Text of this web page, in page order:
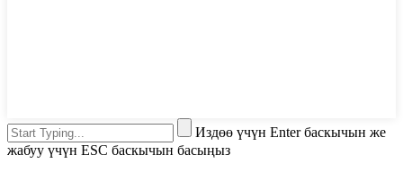
Издөө үчүн Enter баскычын же
жабуу үчүн ESC баскычын басыңыз